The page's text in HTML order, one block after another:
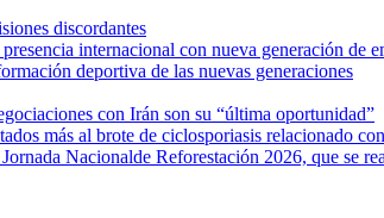
discordantes
internacional con nueva generación de
deportiva de las nuevas generaciones
con Irán son su “última oportunidad”
más al brote de ciclosporiasis relacionado
Nacionalde Reforestación 2026, que se